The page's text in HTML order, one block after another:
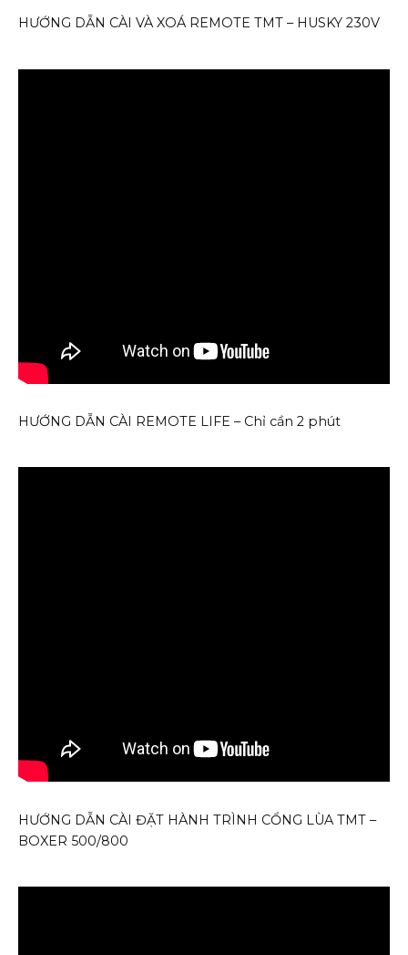
HƯỚNG DẪN CÀI VÀ XOÁ REMOTE TMT – HUSKY 230V
HƯỚNG DẪN CÀI REMOTE LIFE – Chỉ cần 2 phút
HƯỚNG DẪN CÀI ĐẶT HÀNH TRÌNH CỔNG LÙA TMT –
BOXER 500/800